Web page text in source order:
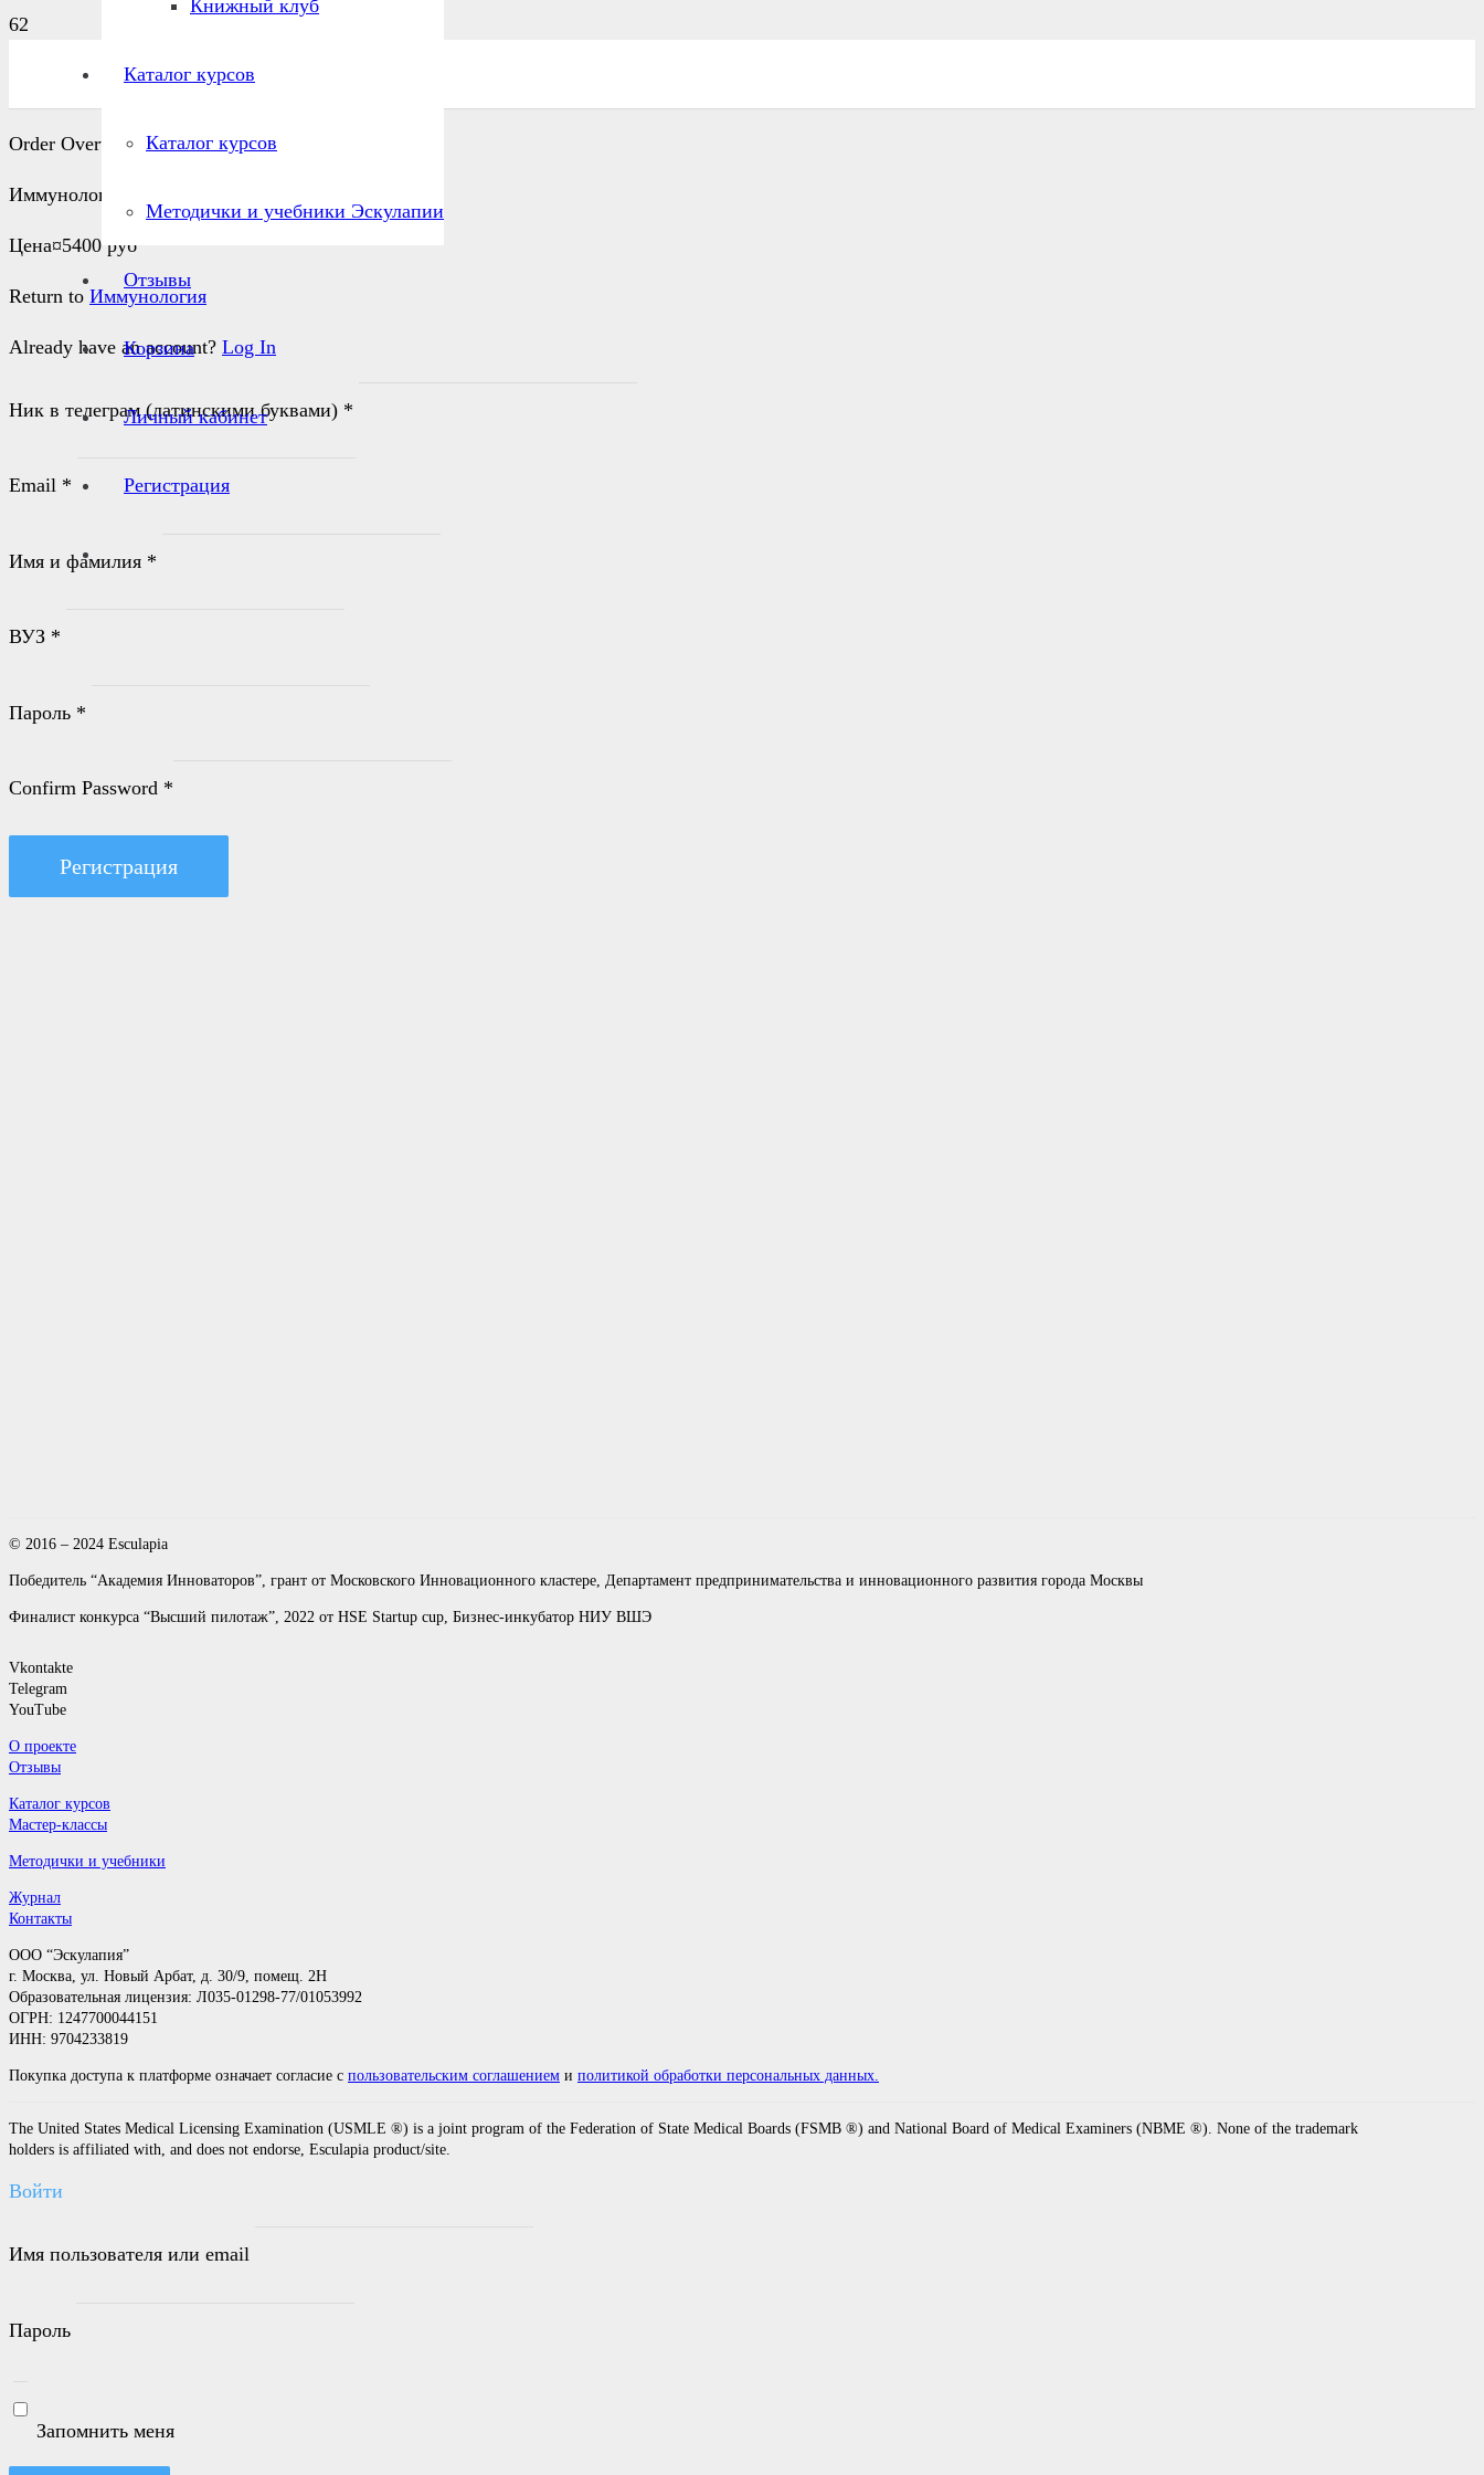
Книжный клуб
Каталог курсов
Каталог курсов
Методички и учебники Эскулапии
Отзывы
Корзина
Личный кабинет
Регистрация
Order Overview
Иммунология
Цена¤5400 руб
Return to Иммунология
Already have an account? Log In
Ник в телеграм (латинскими буквами) *
Email *
Имя и фамилия *
ВУЗ *
Пароль *
Confirm Password *
© 2016 – 2024 Esculapia
Победитель “Академия Инноваторов”, грант от Московского Инновационного кластере, Департамент предпринимательства и инновационного развития города Москвы
Финалист конкурса “Высший пилотаж”, 2022 от HSE Startup cup, Бизнес-инкубатор НИУ ВШЭ
Vkontakte
Telegram
YouTube
О проекте
Отзывы
Каталог курсов
Мастер-классы
Методички и учебники
Журнал
Контакты
ООО “Эскулапия”
г. Москва, ул. Новый Арбат, д. 30/9, помещ. 2H
Образовательная лицензия: Л035-01298-77/01053992
ОГРН: 1247700044151
ИНН: 9704233819
Покупка доступа к платформе означает согласие с пользовательским соглашением и политикой обработки персональных данных.
The United States Medical Licensing Examination (USMLE ®) is a joint program of the Federation of State Medical Boards (FSMB ®) and National Board of Medical Examiners (NBME ®). None of the trademark
holders is affiliated with, and does not endorse, Esculapia product/site.
Войти
Имя пользователя или email
Пароль
Запомнить меня